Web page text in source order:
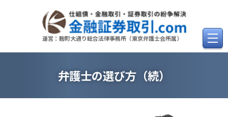
運営：麹町大通り総合法律事務所（東京弁護士会所属）
弁護士の選び方（続）